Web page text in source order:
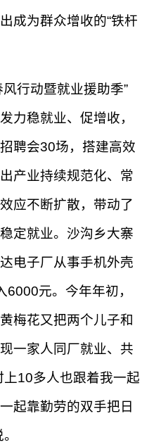
成为群众增收的“铁杆
行动暨就业援助季”
力稳就业、促增收，
聘会30场，搭建高效
产业持续规范化、常
应不断扩散，带动了
定就业。沙沟乡大寨
电子厂从事手机外壳
元。今年年初，
梅花又把两个儿子和
一家人同厂就业、共
上10多人也跟着我一起
起靠勤劳的双手把日